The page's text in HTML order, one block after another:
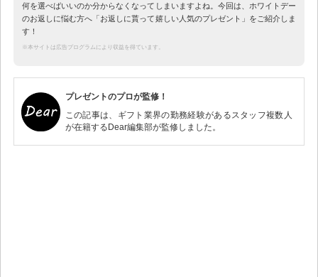
何を選べばいいのか分からなくなってしまいますよね。今回は、ホワイトデー
のお返しに悩む方へ「お返しに貰って嬉しい人気のプレゼント」をご紹介しま
す！
※本サイトは広告プログラムにより収益を得ています。
プレゼントのプロが監修！
この記事は、ギフト業界の勤務経験があるスタッフ複数人
が在籍するDear編集部が監修しました。